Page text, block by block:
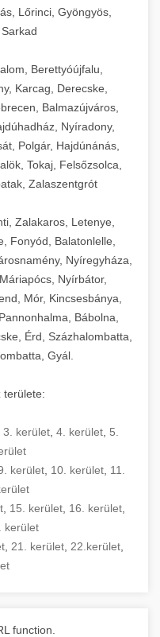
Lőrinci, Gyöngyös,
Berettyóújfalu,
Karcag, Derecske,
Balmazújváros,
Nyíradony,
Polgár, Hajdúnánás,
Tokaj, Felsőzsolca,
Zalaszentgrót
Zalakaros, Letenye,
Fonyód, Balatonlelle,
Nyíregyháza,
Nyírbátor,
Mór, Kincsesbánya,
Bábolna,
Érd, Százhalombatta,
Gyál.
területe:
3. kerület 4. kerület 5.
kerület, 10. kerület, 11.
15. kerület 16. kerület
kerület
21. kerület 22.kerület
function.